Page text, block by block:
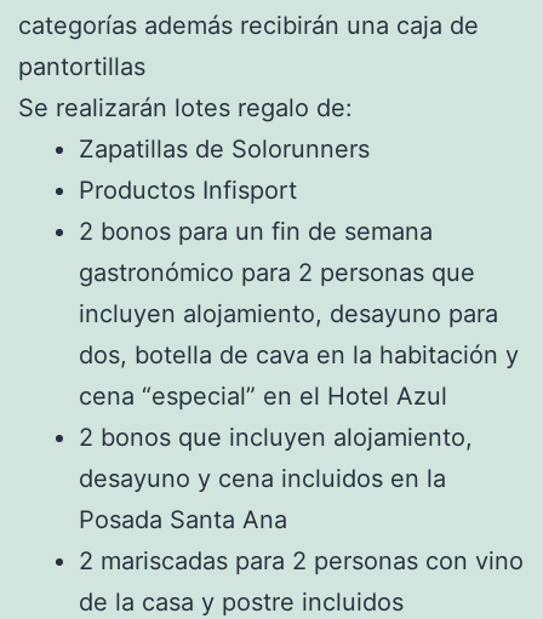
categorías además recibirán una caja de
pantortillas
Se realizarán lotes regalo de:
Zapatillas de Solorunners
Productos Infisport
2 bonos para un fin de semana
gastronómico para 2 personas que
incluyen alojamiento, desayuno para
dos, botella de cava en la habitación y
cena “especial” en el Hotel Azul
2 bonos que incluyen alojamiento,
desayuno y cena incluidos en la
Posada Santa Ana
2 mariscadas para 2 personas con vino
de la casa y postre incluidos